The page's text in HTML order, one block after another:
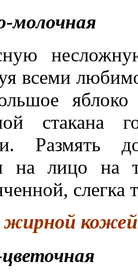
молочная
всеми
стакана
Размять
на лицо на
слегка
жирной